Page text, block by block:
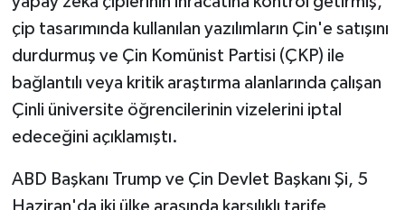
çip tasarımında kullanılan yazılımların Çin'e satışını
durdurmuş ve Çin Komünist Partisi (ÇKP) ile
bağlantılı veya kritik araştırma alanlarında çalışan
Çinli üniversite öğrencilerinin vizelerini iptal
edeceğini açıklamıştı.
ABD Başkanı Trump ve Çin Devlet Başkanı Şi, 5